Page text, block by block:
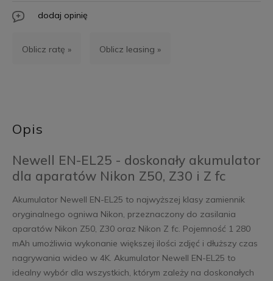
dodaj opinię
Oblicz ratę » Oblicz leasing »
Opis
Newell EN-EL25 - doskonały akumulator
dla aparatów Nikon Z50, Z30 i Z fc
Akumulator Newell EN-EL25 to najwyższej klasy zamiennik
oryginalnego ogniwa Nikon, przeznaczony do zasilania
aparatów Nikon Z50, Z30 oraz Nikon Z fc. Pojemność 1 280
mAh umożliwia wykonanie większej ilości zdjęć i dłuższy czas
nagrywania wideo w 4K. Akumulator Newell EN-EL25 to
idealny wybór dla wszystkich, którym zależy na doskonałych